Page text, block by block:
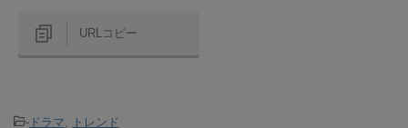
URLコピー
- ドラマ, トレンド